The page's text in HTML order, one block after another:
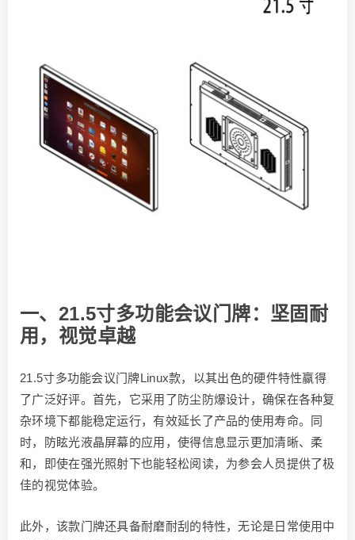
一、21.5寸多功能会议门牌：坚固耐
用，视觉卓越
21.5寸多功能会议门牌Linux款，以其出色的硬件特性赢得
了广泛好评。首先，它采用了防尘防爆设计，确保在各种复
杂环境下都能稳定运行，有效延长了产品的使用寿命。同
时，防眩光液晶屏幕的应用，使得信息显示更加清晰、柔
和，即使在强光照射下也能轻松阅读，为参会人员提供了极
佳的视觉体验。
此外，该款门牌还具备耐磨耐刮的特性，无论是日常使用中